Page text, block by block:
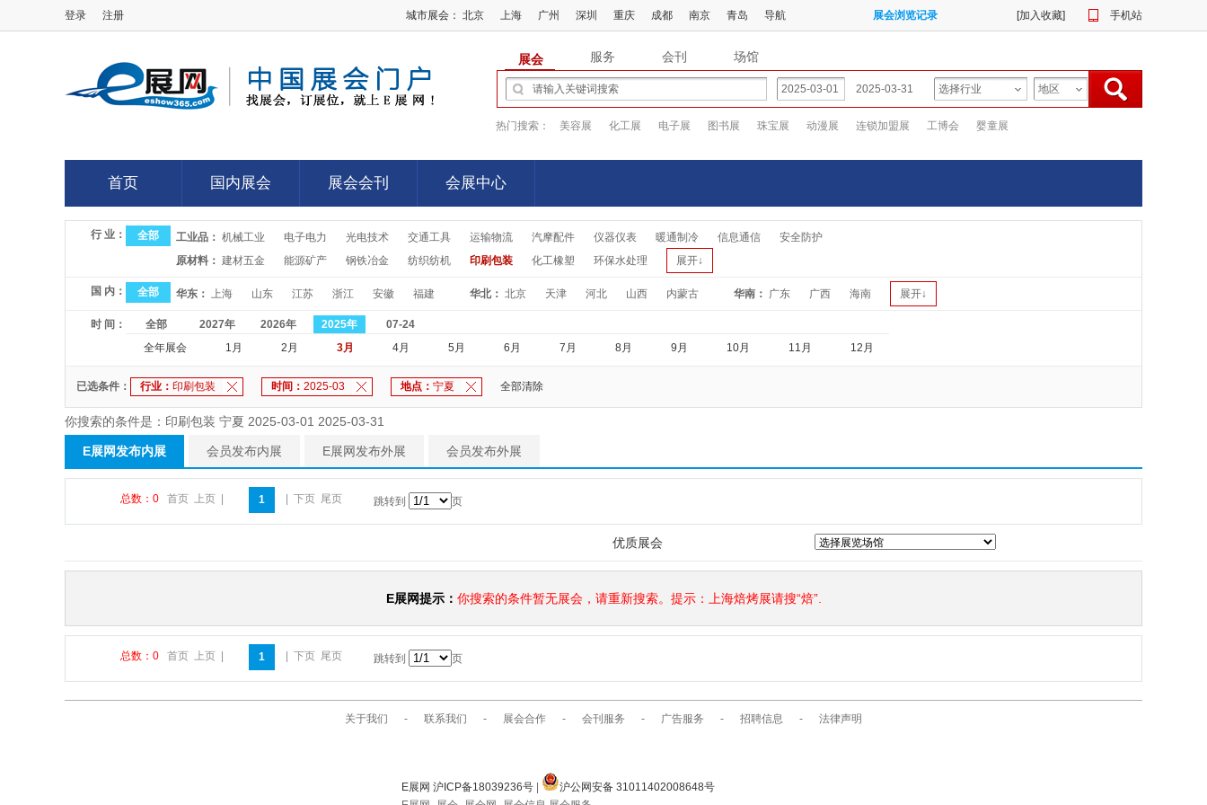
登录 注册 城市展会： 北京 上海 广州 深圳 重庆 成都 南京 青岛 导航 展会浏览记录 [加入收藏] 手机站
展会 服务 会刊 场馆
热门搜索： 美容展 化工展 电子展 图书展 珠宝展 动漫展 连锁加盟展 工博会 婴童展
首页
首页
国内展会
国内展会
展会会刊
展会会刊
会展中心
会展中心
行 业： 全部 工业品： 机械工业 电子电力 光电技术 交通工具 运输物流 汽摩配件 仪器仪表 暖通制冷 信息通信
安全防护
原材料： 建材五金 能源矿产 钢铁冶金 纺织纺机 印刷包装 化工橡塑 环保水处理 展开↓
国 内： 全部 华东： 上海 山东 江苏 浙江 安徽 福建 华北： 北京 天津 河北 山西 内蒙古 华南： 广东 广西 海南 展开↓
时 间： 全部 2027年 2026年 2025年
07-24
全年展会
1月 2月 3月 4月 5月 6月 7月 8月 9月 10月 11月 12月
已选条件： 行业： 印刷包装 时间： 2025-03 地点： 宁夏 全部清除
你搜索的条件是：印刷包装 宁夏 2025-03-01 2025-03-31
E展网发布内展 会员发布内展 E展网发布外展 会员发布外展
总数：0 首页 上页 1 下页 尾页 跳转到 页
优质展会
E展网提示： 你搜索的条件暂无展会，请重新搜索。提示：上海焙烤展请搜“焙”.
总数：0 首页 上页 1 下页 尾页 跳转到 页
关于我们 - 联系我们 - 展会合作 - 会刊服务 - 广告服务 - 招聘信息 - 法律声明
E展网 沪ICP备18039236号
沪公网安备 31011402008648号